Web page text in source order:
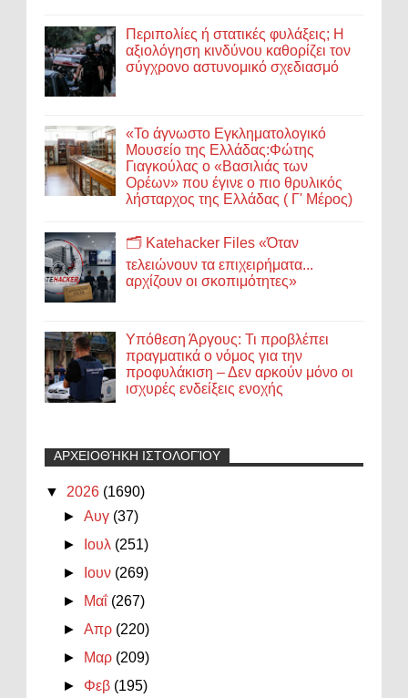
Περιπολίες ή στατικές φυλάξεις; Η
αξιολόγηση κινδύνου καθορίζει τον
σύγχρονο αστυνομικό σχεδιασμό
«Το άγνωστο Εγκληματολογικό
Μουσείο της Ελλάδας:Φώτης
Γιαγκούλας ο «Βασιλιάς των
Ορέων» που έγινε ο πιο θρυλικός
λήσταρχος της Ελλάδας ( Γ' Μέρος)
🗂️ Katehacker Files «Όταν
τελειώνουν τα επιχειρήματα...
αρχίζουν οι σκοπιμότητες»
Υπόθεση Άργους: Τι προβλέπει
πραγματικά ο νόμος για την
προφυλάκιση – Δεν αρκούν μόνο οι
ισχυρές ενδείξεις ενοχής
ΑΡΧΕΙΟΘΉΚΗ ΙΣΤΟΛΟΓΊΟΥ
▼ 2026 (1690)
►Αυγ (37)
►
Ιουλ (251)
►
Ιουν (269)
►
Μαΐ (267)
►Απρ (220)
►
Μαρ (209)
► Φεβ (195)